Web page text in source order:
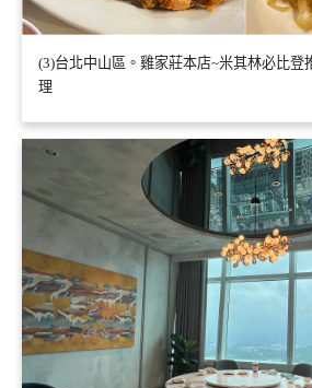
(3)台北中山區。雞家莊本店~米其林必比登
理